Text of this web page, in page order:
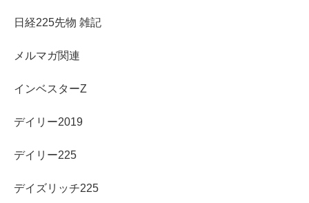
日経225先物 雑記
メルマガ関連
インベスターZ
デイリー2019
デイリー225
デイズリッチ225